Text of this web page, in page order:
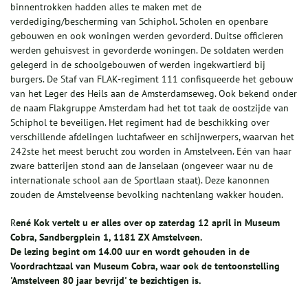
binnentrokken hadden alles te maken met de
verdediging/bescherming van Schiphol. Scholen en openbare
gebouwen en ook woningen werden gevorderd. Duitse officieren
werden gehuisvest in gevorderde woningen. De soldaten werden
gelegerd in de schoolgebouwen of werden ingekwartierd bij
burgers. De Staf van FLAK-regiment 111 confisqueerde het gebouw
van het Leger des Heils aan de Amsterdamseweg. Ook bekend onder
de naam Flakgruppe Amsterdam had het tot taak de oostzijde van
Schiphol te beveiligen. Het regiment had de beschikking over
verschillende afdelingen luchtafweer en schijnwerpers, waarvan het
242ste het meest berucht zou worden in Amstelveen. Eén van haar
zware batterijen stond aan de Janselaan (ongeveer waar nu de
internationale school aan de Sportlaan staat). Deze kanonnen
zouden de Amstelveense bevolking nachtenlang wakker houden.
René Kok vertelt u er alles over op zaterdag 12 april in Museum
Cobra, Sandbergplein 1, 1181 ZX Amstelveen.
De lezing begint om 14.00 uur en wordt gehouden in de
Voordrachtzaal van Museum Cobra, waar ook de tentoonstelling
'Amstelveen 80 jaar bevrijd' te bezichtigen is.